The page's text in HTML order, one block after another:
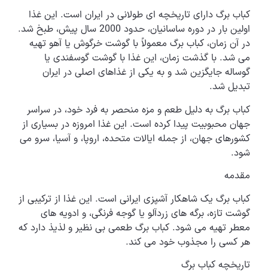
کباب برگ دارای تاریخچه ای طولانی در ایران است. این غذا
اولین بار در دوره ساسانیان، حدود 2000 سال پیش، طبخ شد.
در آن زمان، کباب برگ معمولاً با گوشت خرگوش یا آهو تهیه
می شد. با گذشت زمان، این غذا با گوشت گوسفندی یا
گوساله جایگزین شد و به یکی از غذاهای اصلی در ایران
تبدیل شد.
کباب برگ به دلیل طعم و مزه منحصر به فرد خود، در سراسر
جهان محبوبیت پیدا کرده است. این غذا امروزه در بسیاری از
کشورهای جهان، از جمله ایالات متحده، اروپا، و آسیا، سرو می
شود.
مقدمه
کباب برگ یک شاهکار آشپزی ایرانی است. این غذا از ترکیبی از
گوشت تازه، برگه های زردآلو یا گوجه فرنگی، و ادویه های
معطر تهیه می شود. کباب برگ طعمی بی نظیر و لذیذ دارد که
هر کسی را مجذوب خود می کند.
تاریخچه کباب برگ